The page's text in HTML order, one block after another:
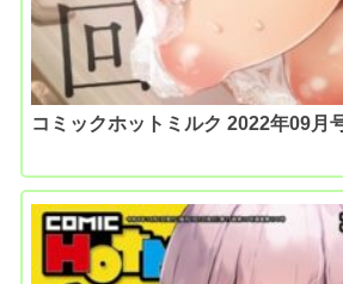
コミックホットミルク 2022年09月